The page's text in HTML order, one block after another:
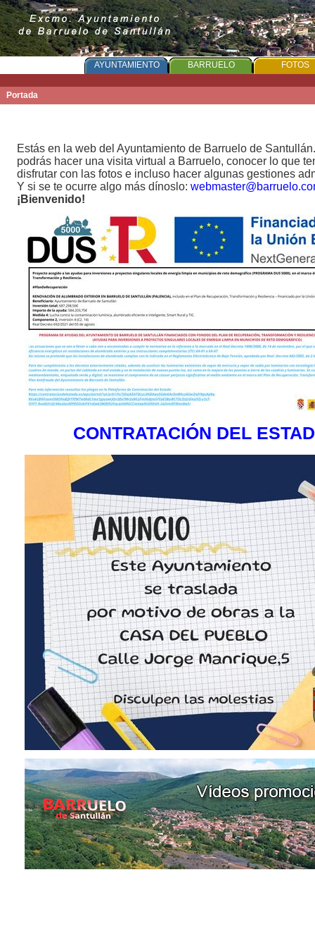
AYUNTAMIENTO BARRUELO FOTOS
Portada
Estás en la web del Ayuntamiento de Barruelo de
podrás hacer una visita virtual a Barruelo, conocer lo que
disfrutar con las fotos e incluso hacer algunas gestiones
Y si se te ocurre algo más dínoslo:
¡Bienvenido!
CONTRATACIÓN DEL